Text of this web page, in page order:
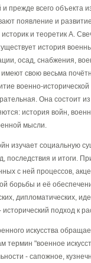
прежде всего объекта
появление и
и теоретик А.
история
осад, снабжения,
свою весьма
военно-
Она состоит
история войн,
мысли.
изучает социальную
последствия и итоги.
с ней процессов,
борьбы и её
дипломатических,
исторический подход к
искусства
термин "военное
- сапожное,